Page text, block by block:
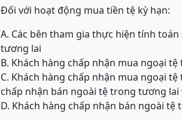
Đối với hoạt động mua tiền tệ kỳ hạn:
A. Các bên tham gia thực hiện tính
tương lai
B. Khách hàng chấp nhận mua ngoại
C. Khách hàng chấp nhận mua ngoại
chấp nhận bán ngoài tệ trong tương
D. Khách hàng chấp nhận bán ngoài